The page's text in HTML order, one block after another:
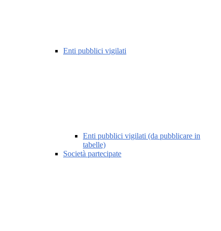
Enti pubblici vigilati
Enti pubblici vigilati (da pubblicare in
tabelle)
Società partecipate